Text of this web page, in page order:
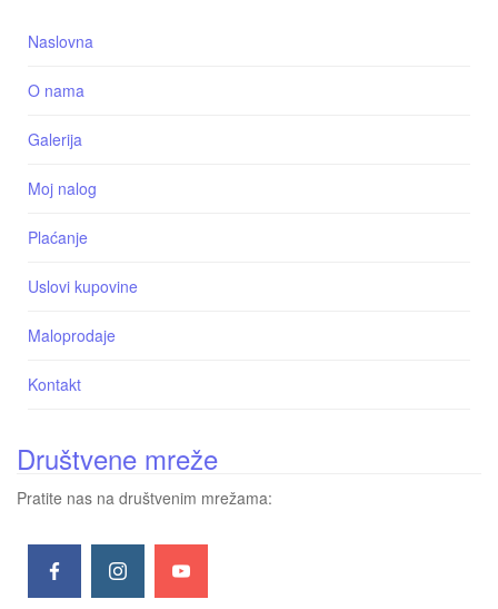
Naslovna
O nama
Galerija
Moj nalog
Plaćanje
Uslovi kupovine
Maloprodaje
Kontakt
Društvene mreže
Pratite nas na društvenim mrežama: